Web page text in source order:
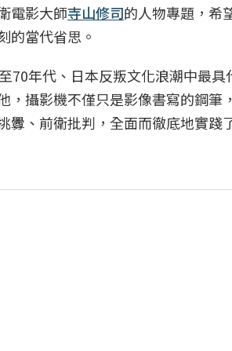
電影大師寺山修司的人物專題，希
的當代省思。
70年代、日本反叛文化浪潮中最
，攝影機不僅只是影像書寫的鋼
釁、前衛批判，全面而徹底地實